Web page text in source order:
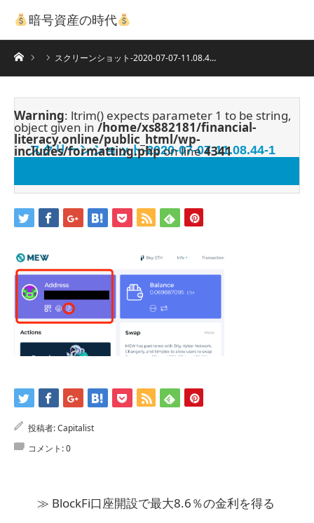
暗号資産の時代
ホーム スクリーンショット-2020-07-07-11.08.4…
Warning: ltrim() expects parameter 1 to be string,
object given in /home/xs882181/financial-
literacy.online/public_html/wp-
includes/formatting.phpon line4341
スクリーンショット-2020-07-07-11.08.44-1
投稿者:Capitalist
コメント:0
≫ BlockFi口座開設で最大8.6％の金利を得る